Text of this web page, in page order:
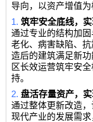
导向，以资产增值
1.筑牢安全底线，
通过专业的结构加
老化、病害缺陷、
造后的建筑满足新
区长效运营筑牢安
持。
2.盘活存量资产，
通过整体更新改造
现代产业的发展需